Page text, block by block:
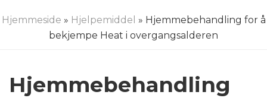
Hjemmeside » Hjelpemiddel » Hjemmebehandling for å
bekjempe Heat i overgangsalderen
Hjemmebehandling